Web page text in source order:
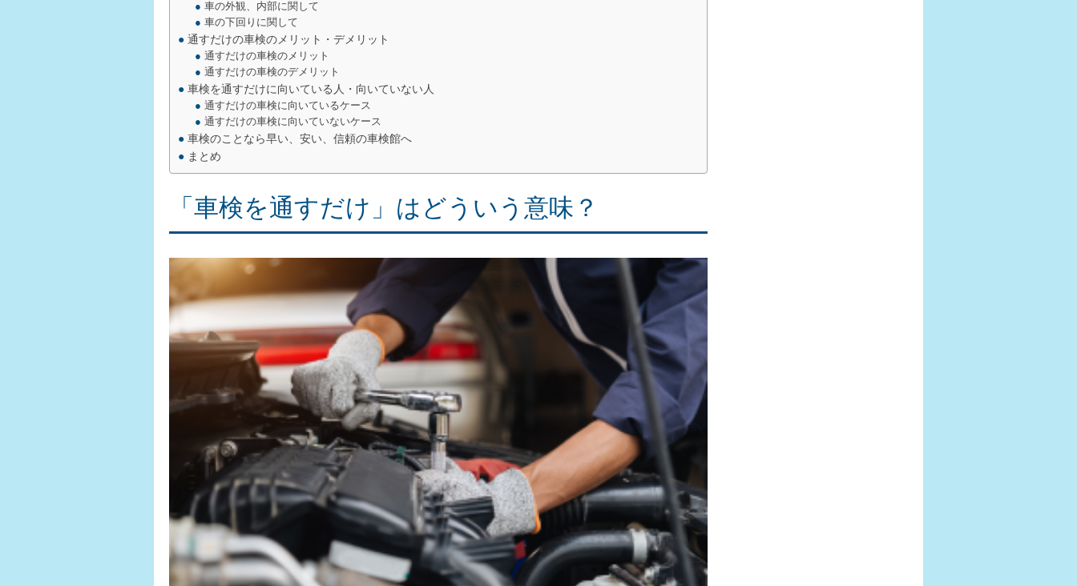
車の外観、内部に関して
車の下回りに関して
通すだけの車検のメリット・デメリット
通すだけの車検のメリット
通すだけの車検のデメリット
車検を通すだけに向いている人・向いていない人
通すだけの車検に向いているケース
通すだけの車検に向いていないケース
車検のことなら早い、安い、信頼の車検館へ
まとめ
「車検を通すだけ」はどういう意味？